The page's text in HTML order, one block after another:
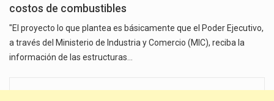
costos de combustibles
"El proyecto lo que plantea es básicamente que el Poder Ejecutivo,
a través del Ministerio de Industria y Comercio (MIC), reciba la
información de las estructuras…